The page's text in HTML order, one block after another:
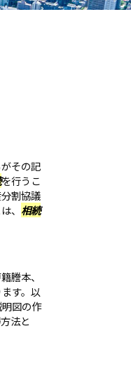
その記
を行うこ
割協議
、 相続
謄本、
す。以
図の作
法と